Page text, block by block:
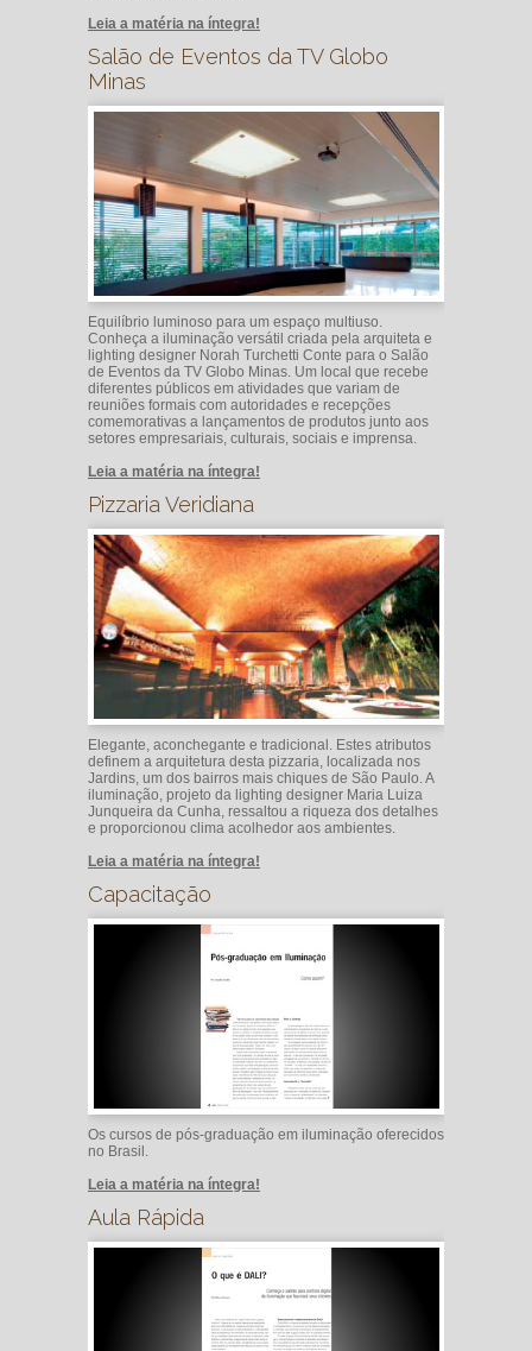
Leia a matéria na íntegra!
Salão de Eventos da TV Globo
Minas
Equilíbrio luminoso para um espaço multiuso.
Conheça a iluminação versátil criada pela arquiteta e
lighting designer Norah Turchetti Conte para o Salão
de Eventos da TV Globo Minas. Um local que recebe
diferentes públicos em atividades que variam de
reuniões formais com autoridades e recepções
comemorativas a lançamentos de produtos junto aos
setores empresariais, culturais, sociais e imprensa.
Leia a matéria na íntegra!
Pizzaria Veridiana
Elegante, aconchegante e tradicional. Estes atributos
definem a arquitetura desta pizzaria, localizada nos
Jardins, um dos bairros mais chiques de São Paulo. A
iluminação, projeto da lighting designer Maria Luiza
Junqueira da Cunha, ressaltou a riqueza dos detalhes
e proporcionou clima acolhedor aos ambientes.
Leia a matéria na íntegra!
Capacitação
Os cursos de pós-graduação em iluminação oferecidos
no Brasil.
Leia a matéria na íntegra!
Aula Rápida